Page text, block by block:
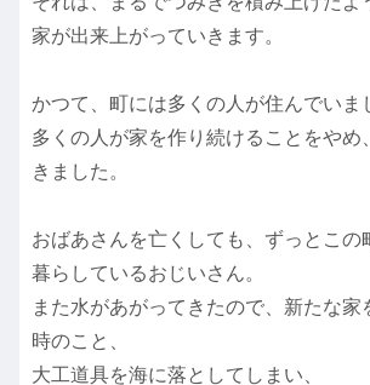
家が出来上がっていきます。
かつて、町には多くの人が住んでいま
多くの人が家を作り続けることをやめ
きました。
おばあさんを亡くしても、ずっとこの
暮らしているおじいさん。
また水があがってきたので、新たな家
時のこと、
大工道具を海に落としてしまい、